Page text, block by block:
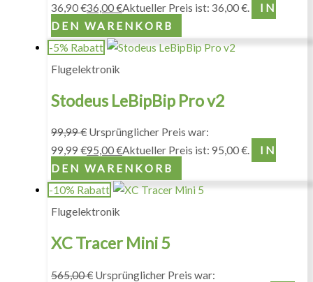
36,90 €36,00€Aktueller Preis ist: 36,00 €.
IN
DEN WARENKORB
-5% Rabatt
Flugelektronik
Stodeus LeBipBip Pro v2
99,99€ Ursprünglicher Preis war:
99,99 €95,00€Aktueller Preis ist: 95,00 €.
IN
DEN WARENKORB
-10% Rabatt
Flugelektronik
XC Tracer Mini 5
565,00€ Ursprünglicher Preis war: